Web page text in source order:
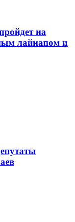
на
лайнапом и